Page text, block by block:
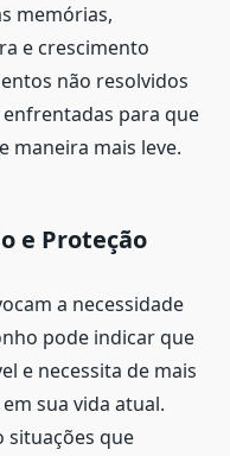
memórias,
e crescimento
não resolvidos
para que
maneira mais leve.
e Proteção
a necessidade
pode indicar que
e necessita de mais
sua vida atual.
situações que